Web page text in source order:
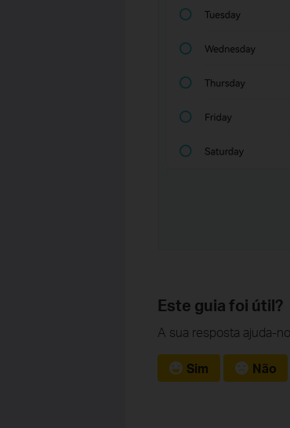
Este guia foi útil?
A sua resposta ajuda-
Sim Não